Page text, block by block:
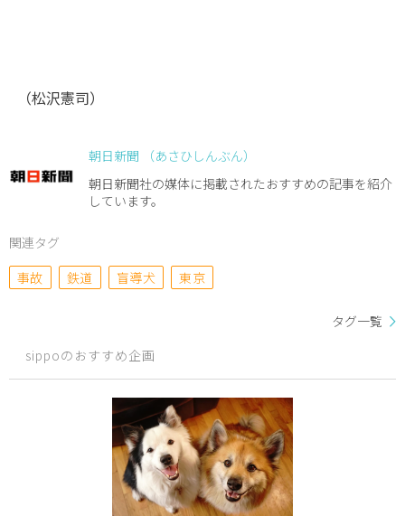
（松沢憲司）
朝日新聞 （あさひしんぶん）
朝日新聞社の媒体に掲載されたおすすめの記事を紹介
しています。
関連タグ
事故
鉄道 盲導犬 東京
タグ一覧
sippoのおすすめ企画